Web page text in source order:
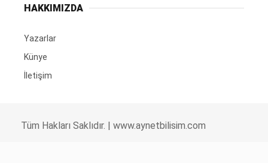
HAKKIMIZDA
Yazarlar
Künye
İletişim
Tüm Hakları Saklıdır. | www.aynetbilisim.com